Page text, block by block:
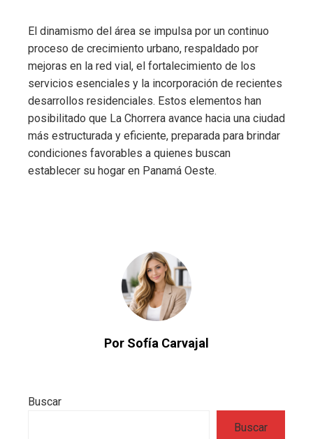
El dinamismo del área se impulsa por un continuo
proceso de crecimiento urbano, respaldado por
mejoras en la red vial, el fortalecimiento de los
servicios esenciales y la incorporación de recientes
desarrollos residenciales. Estos elementos han
posibilitado que La Chorrera avance hacia una ciudad
más estructurada y eficiente, preparada para brindar
condiciones favorables a quienes buscan
establecer su hogar en Panamá Oeste.
Por Sofía Carvajal
Buscar
Buscar